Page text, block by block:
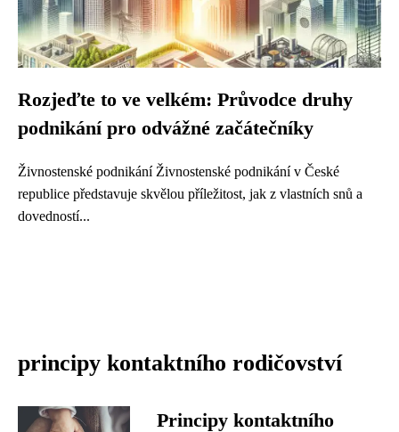
Rozjeďte to ve velkém: Průvodce druhy
podnikání pro odvážné začátečníky
Živnostenské podnikání Živnostenské podnikání v České
republice představuje skvělou příležitost, jak z vlastních snů a
dovedností...
principy kontaktního rodičovství
Principy kontaktního